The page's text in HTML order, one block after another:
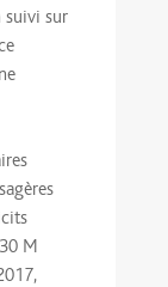
suivi sur
M